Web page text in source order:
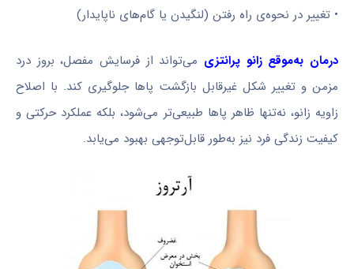
• تغییر در نحوه‌ی راه رفتن (لنگیدن یا گام‌های ناپایدار)
درمان به‌موقع زانو پرانتزی می‌تواند از فرسایش مفصل، بروز درد
مزمن و تغییر شکل غیرقابل بازگشت پاها جلوگیری کند. با اصلاح
زاویه زانو، نه‌تنها ظاهر پاها طبیعی‌تر می‌شود، بلکه عملکرد حرکتی و
کیفیت زندگی فرد نیز به‌طور قابل‌توجهی بهبود می‌یابد.